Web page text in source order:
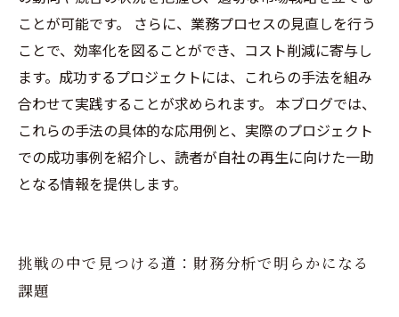
ことが可能です。 さらに、業務プロセスの見直しを行う
ことで、効率化を図ることができ、コスト削減に寄与し
ます。成功するプロジェクトには、これらの手法を組み
合わせて実践することが求められます。 本ブログでは、
これらの手法の具体的な応用例と、実際のプロジェクト
での成功事例を紹介し、読者が自社の再生に向けた一助
となる情報を提供します。
挑戦の中で見つける道：財務分析で明らかになる
課題